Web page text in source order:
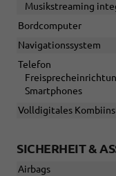
Musikstreaming
Bordcomputer
Navigationssystem
Telefon
Smartphones
Volldigitales
SICHERHEIT &
Airbags